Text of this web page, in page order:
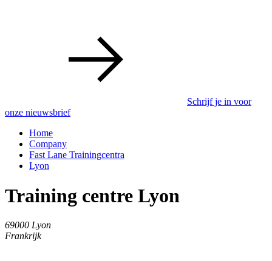
Schrijf je in voor
onze nieuwsbrief
Home
Company
Fast Lane Trainingcentra
Lyon
Training centre Lyon
69000 Lyon
Frankrijk